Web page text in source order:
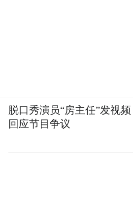
脱口秀演员“房主任”发视频
回应节目争议